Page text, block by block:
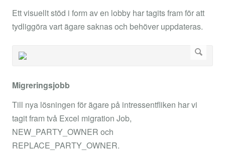
Ett visuellt stöd i form av en lobby har tagits fram för att
tydliggöra vart ägare saknas och behöver uppdateras.
Migreringsjobb
Till nya lösningen för ägare på intressentfliken har vi
tagit fram två Excel migration Job,
NEW_PARTY_OWNER och
REPLACE_PARTY_OWNER.